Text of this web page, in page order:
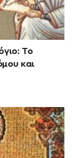
Το
και